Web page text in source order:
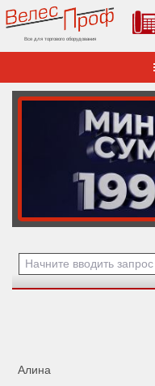
Все для торгового оборудования
Алина